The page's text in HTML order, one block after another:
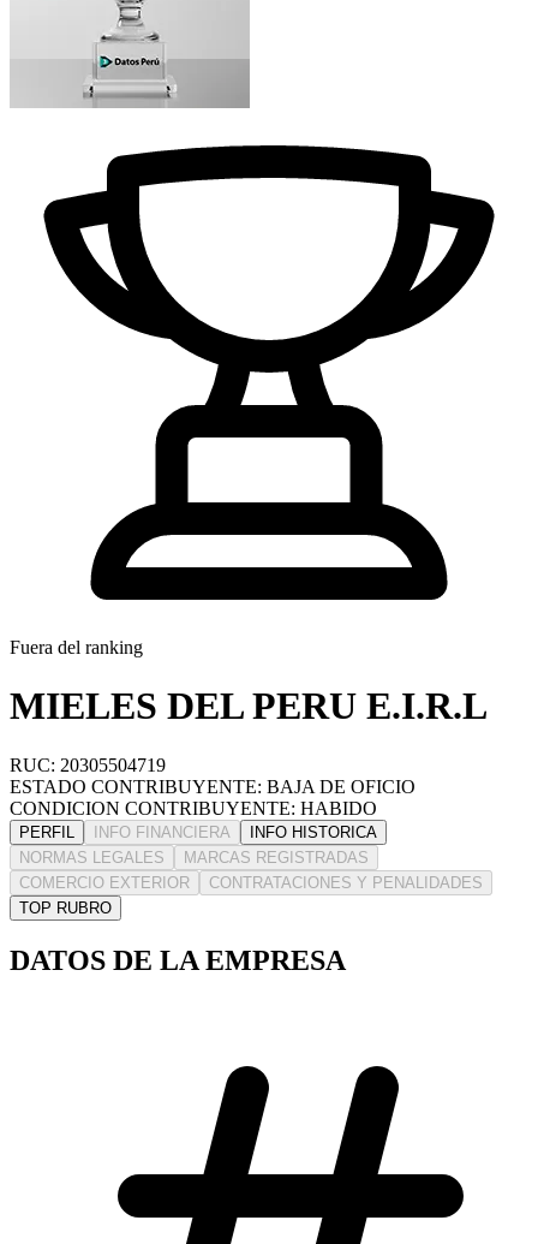
Fuera del ranking
MIELES DEL PERU E.I.R.L
RUC: 20305504719
ESTADO CONTRIBUYENTE: BAJA DE OFICIO
CONDICION CONTRIBUYENTE: HABIDO
PERFIL INFO FINANCIERA
INFO HISTORICA
NORMAS LEGALES
MARCAS REGISTRADAS
COMERCIO EXTERIOR
CONTRATACIONES Y PENALIDADES
TOP RUBRO
DATOS DE LA EMPRESA